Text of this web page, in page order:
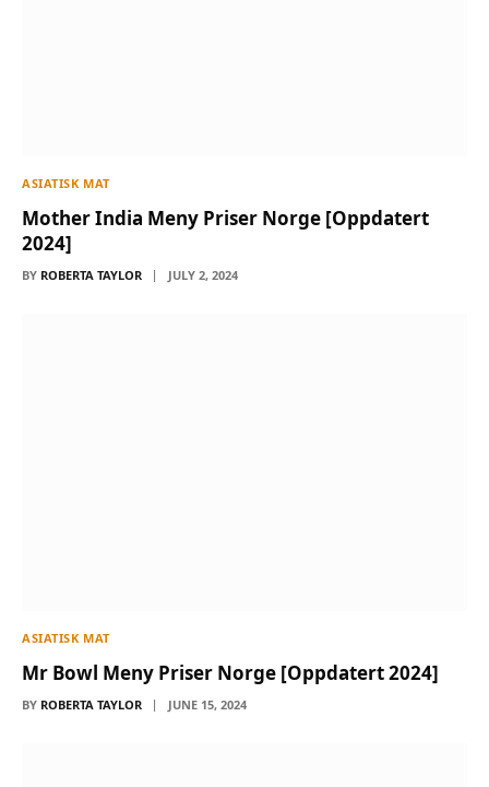
ASIATISK MAT
Mother India Meny Priser Norge [Oppdatert
2024]
BY ROBERTA TAYLOR JULY 2, 2024
ASIATISK MAT
Mr Bowl Meny Priser Norge [Oppdatert 2024]
BY ROBERTA TAYLOR JUNE 15, 2024